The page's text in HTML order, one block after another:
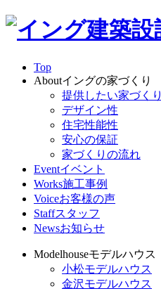
Top
Aboutイングの家づくり
提供したい家づくり
デザイン性
住宅性能性
安心の保証
家づくりの流れ
Eventイベント
Works施工事例
Voiceお客様の声
Staffスタッフ
Newsお知らせ
Modelhouseモデルハウス
小松モデルハウス
金沢モデルハウス